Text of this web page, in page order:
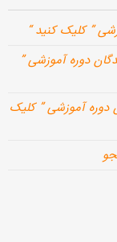
” کلیک کنید “
دوره آموزشی ”
دوره آموزشی ” کلیک